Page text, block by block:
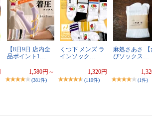
【8日9日 店内全
品ポイント1…
1,580円～
(381件)
くつ下 メンズ ラ
インソック…
1,320円
(110件)
麻処さあさ 【
びソックス…
(1件)